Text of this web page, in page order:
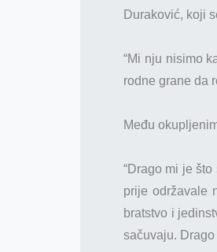
Duraković, koji
“Mi nju nisimo
rodne grane da
Među
“Drago mi je
prije održavale
bratstvo i
sačuvaju.